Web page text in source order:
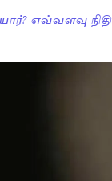
எவ்வளவு நிதி